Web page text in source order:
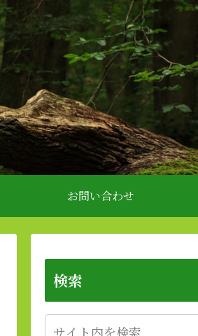
お問い合わせ
検索